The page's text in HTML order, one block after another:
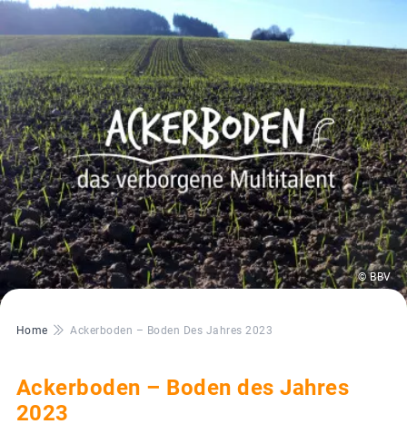
© BBV
Pfadnavigation
Home Ackerboden – Boden Des Jahres 2023
Ackerboden – Boden des Jahres
2023